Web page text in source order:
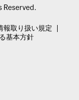
Reserved.
報取り扱い規定
基本方針